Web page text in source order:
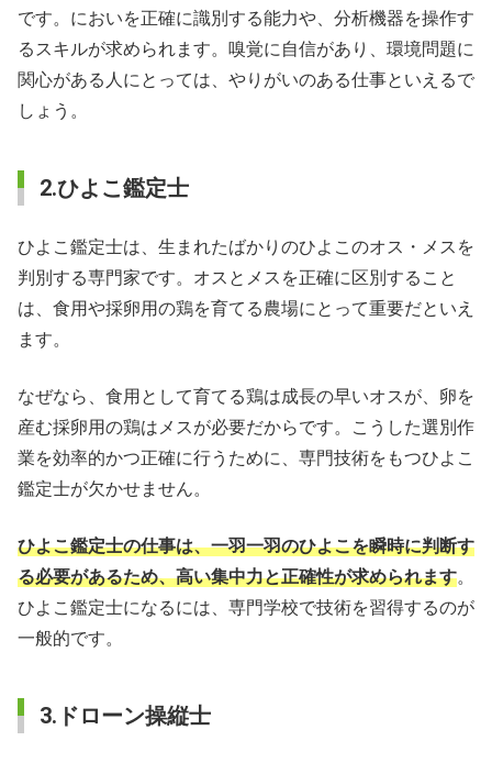
です。においを正確に識別する能力や、分析機器を操作す
るスキルが求められます。嗅覚に自信があり、環境問題に
関心がある人にとっては、やりがいのある仕事といえるで
しょう。
2.ひよこ鑑定士
ひよこ鑑定士は、生まれたばかりのひよこのオス・メスを
判別する専門家です。オスとメスを正確に区別すること
は、食用や採卵用の鶏を育てる農場にとって重要だといえ
ます。
なぜなら、食用として育てる鶏は成長の早いオスが、卵を
産む採卵用の鶏はメスが必要だからです。こうした選別作
業を効率的かつ正確に行うために、専門技術をもつひよこ
鑑定士が欠かせません。
ひよこ鑑定士の仕事は、一羽一羽のひよこを瞬時に判断す
る必要があるため、高い集中力と正確性が求められます。
ひよこ鑑定士になるには、専門学校で技術を習得するのが
一般的です。
3.ドローン操縦士